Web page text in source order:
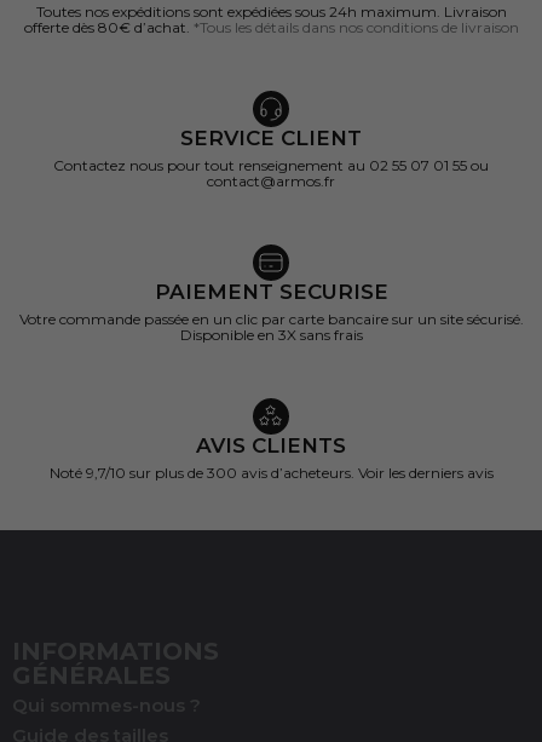
Toutes nos expéditions sont expédiées sous 24h maximum. Livraison
offerte dès 80€ d’achat. *Tous les détails dans nos conditions de livraison
SERVICE CLIENT
Contactez nous pour tout renseignement au 02 55 07 01 55 ou
contact@armos.fr
PAIEMENT SECURISE
Votre commande passée en un clic par carte bancaire sur un site sécurisé.
Disponible en 3X sans frais
AVIS CLIENTS
Noté 9,7/10 sur plus de 300 avis d’acheteurs. Voir les derniers avis
INFORMATIONS
GÉNÉRALES
Qui sommes-nous ?
Guide des tailles